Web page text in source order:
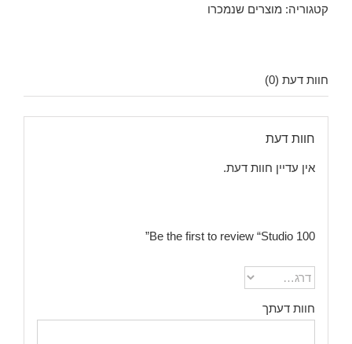
קטגוריה: מוצרים שנמכרו
חוות דעת (0)
חוות דעת
אין עדיין חוות דעת.
Be the first to review “Studio 100”
חוות דעתך